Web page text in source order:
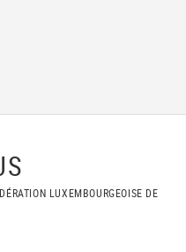
LUXEMBOURGEOISE DE